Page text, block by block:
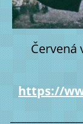
Červená
https://